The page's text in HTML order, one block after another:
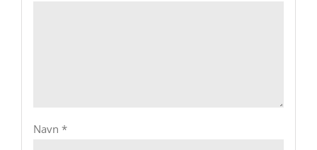
Navn *